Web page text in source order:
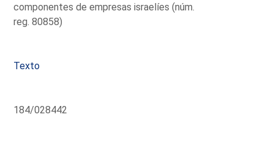
componentes de empresas israelíes (núm.
reg. 80858)
Texto
184/028442